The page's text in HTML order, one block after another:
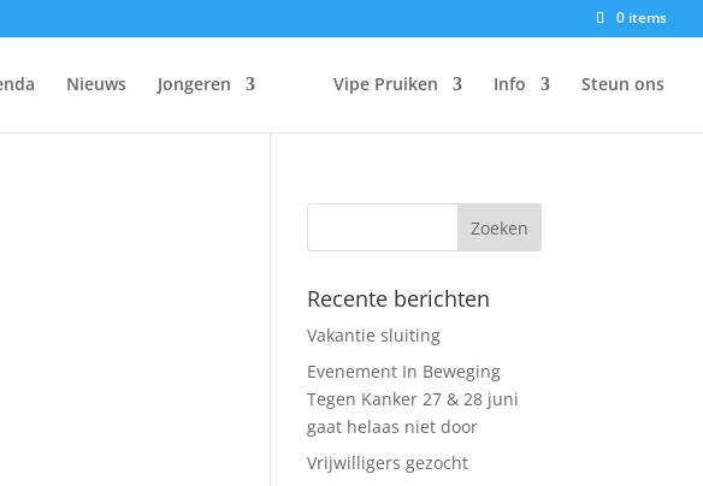
0 items
Nieuws Jongeren Vipe Pruiken Info Steun ons
Recente berichten
Vakantie sluiting
Evenement In Beweging
Tegen Kanker 27 & 28 juni
gaat helaas niet door
Vrijwilligers gezocht